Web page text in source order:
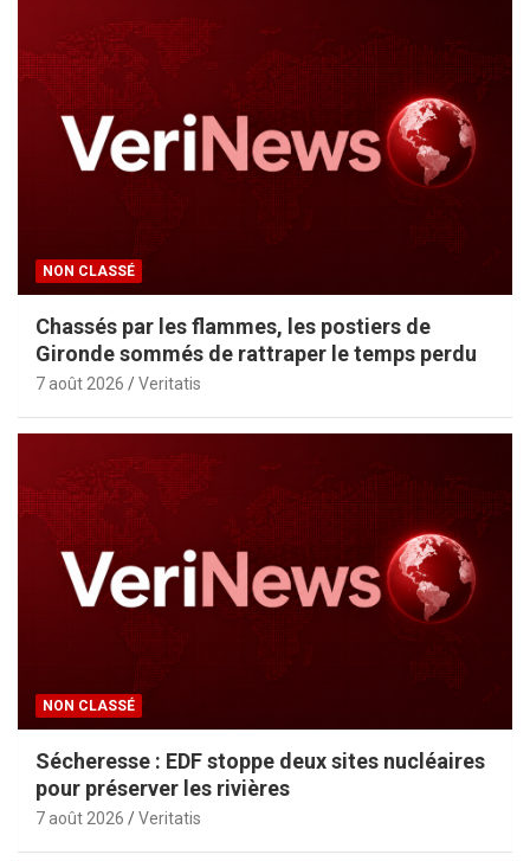
NON CLASSÉ
Chassés par les flammes, les postiers de
Gironde sommés de rattraper le temps perdu
7 août 2026 Veritatis
NON CLASSÉ
Sécheresse : EDF stoppe deux sites nucléaires
pour préserver les rivières
7 août 2026 Veritatis